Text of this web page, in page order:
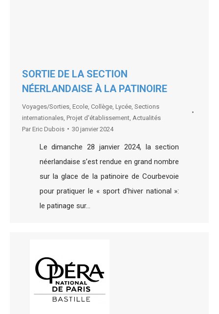
SORTIE DE LA SECTION
NÉERLANDAISE À LA PATINOIRE
Voyages/Sorties Ecole Collège Lycée Sections
internationales Projet d'établissement Actualités
Par Eric Dubois 30 janvier 2024
Le dimanche 28 janvier 2024, la section
néerlandaise s’est rendue en grand nombre
sur la glace de la patinoire de Courbevoie
pour pratiquer le « sport d’hiver national »:
le patinage sur…